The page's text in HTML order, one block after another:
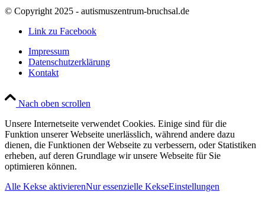
© Copyright 2025 - autismuszentrum-bruchsal.de
Link zu Facebook
Impressum
Datenschutzerklärung
Kontakt
Nach oben scrollen
Unsere Internetseite verwendet Cookies. Einige sind für die
Funktion unserer Webseite unerlässlich, während andere dazu
dienen, die Funktionen der Webseite zu verbessern, oder Statistiken
erheben, auf deren Grundlage wir unsere Webseite für Sie
optimieren können.
Alle Kekse aktivierenNur essenzielle KekseEinstellungen